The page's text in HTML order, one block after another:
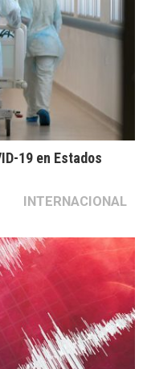
19 en Estados
INTERNACIONAL